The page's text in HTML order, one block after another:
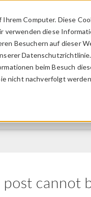
Computer. Diese
diese
Besuchern auf dieser
Datenschutzrichtlinie.
beim Besuch
nicht nachverfolgt
Forum
cannot